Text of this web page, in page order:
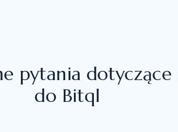
pytania dotyczące
do Bitql